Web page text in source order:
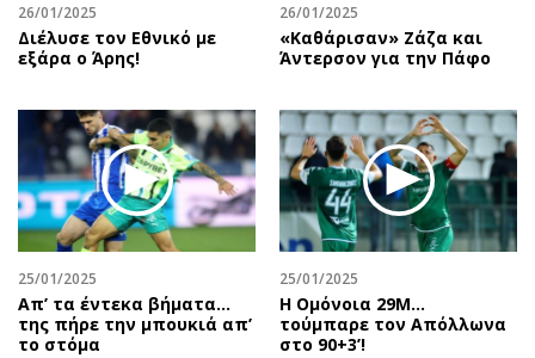
Παράξενα
Πολιτισμός
Θέατρο-Χορός
Μουσική
Εικαστικά
Βιβλίο
Χειρόγραφα
Media
Εκπομπές
Podcasts
Uncut
Προσφορές
Προσωπικότητες στην ''Κ''
Επιστολές
26/01/2025
Διέλυσε τον Εθνικό με
εξάρα ο Άρης!
26/01/2025
«Καθάρισαν» Ζάζα και
Άντερσον για την Πάφο
25/01/2025
Απ’ τα έντεκα βήματα…
της πήρε την μπουκιά απ’
το στόμα
25/01/2025
Η Ομόνοια 29Μ...
τούμπαρε τον Απόλλωνα
στο 90+3’!